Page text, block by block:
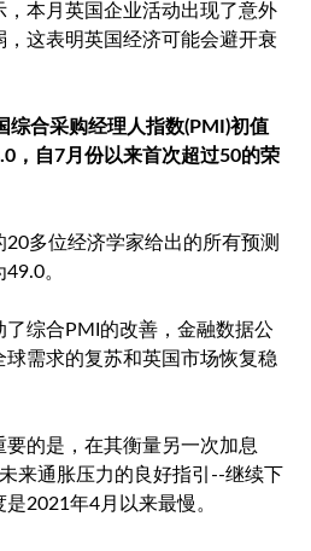
本月英国企业活动出现了意外
这表明英国经济可能会避开衰
综合采购经理人指数(PMI)初值
，自7月份以来首次超过50的荣
多位经济学家给出的所有预测
。
了综合PMI的改善，金融数据公
需求的复苏和英国市场恢复稳
的是，在其衡量另一次加息
来通胀压力的良好指引--继续下
2021年4月以来最慢。